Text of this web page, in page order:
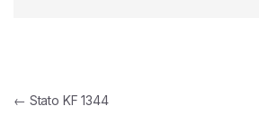
Navigacija objava
← Stato KF 1344